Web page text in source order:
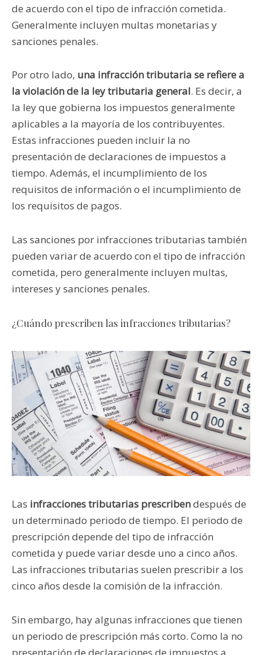
de acuerdo con el tipo de infracción cometida.
Generalmente incluyen multas monetarias y
sanciones penales.
Por otro lado, una infracción tributaria se refiere a
la violación de la ley tributaria general. Es decir, a
la ley que gobierna los impuestos generalmente
aplicables a la mayoría de los contribuyentes.
Estas infracciones pueden incluir la no
presentación de declaraciones de impuestos a
tiempo. Además, el incumplimiento de los
requisitos de información o el incumplimiento de
los requisitos de pagos.
Las sanciones por infracciones tributarias también
pueden variar de acuerdo con el tipo de infracción
cometida, pero generalmente incluyen multas,
intereses y sanciones penales.
¿Cuándo prescriben las infracciones tributarias?
Las infracciones tributarias prescribendespués de
un determinado periodo de tiempo. El periodo de
prescripción depende del tipo de infracción
cometida y puede variar desde uno a cinco años.
Las infracciones tributarias suelen prescribir a los
cinco años desde la comisión de la infracción.
Sin embargo, hay algunas infracciones que tienen
un periodo de prescripción más corto. Como la no